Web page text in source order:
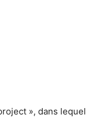
», dans lequel